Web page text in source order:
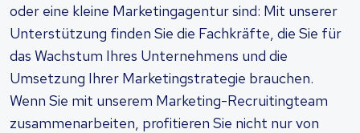
oder eine kleine Marketingagentur sind: Mit unserer
Unterstützung finden Sie die Fachkräfte, die Sie für
das Wachstum Ihres Unternehmens und die
Umsetzung Ihrer Marketingstrategie brauchen.
Wenn Sie mit unserem Marketing-Recruitingteam
zusammenarbeiten, profitieren Sie nicht nur von